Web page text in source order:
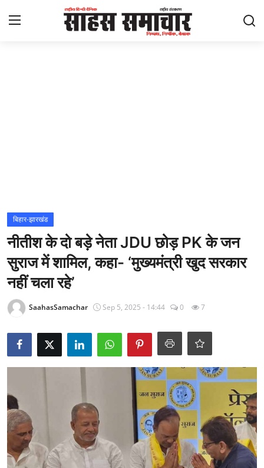
राज्य
अंतराष्ट्रीय
राजनीति
खेल
Epaper
धर्म
टेक
बिहार-झारखंड
नीतीश के दो बड़े नेता JDU छोड़ PK के जन
सुराज में शामिल, कहा- ‘मुख्यमंत्री खुद सरकार
नहीं चला रहे’
SaahasSamachar Sep 5, 2025 - 14:44 0 7